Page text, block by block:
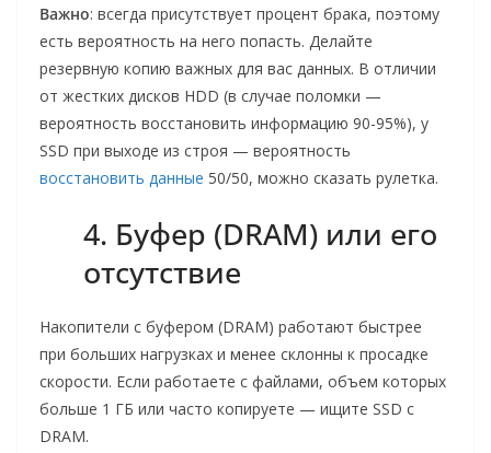
Важно: всегда присутствует процент брака, поэтому
есть вероятность на него попасть. Делайте
резервную копию важных для вас данных. В отличии
от жестких дисков HDD (в случае поломки —
вероятность восстановить информацию 90-95%), у
SSD при выходе из строя — вероятность
восстановить данные 50/50, можно сказать рулетка.
4. Буфер (DRAM) или его
отсутствие
Накопители с буфером (DRAM) работают быстрее
при больших нагрузках и менее склонны к просадке
скорости. Если работаете с файлами, объем которых
больше 1 ГБ или часто копируете — ищите SSD с
DRAM.